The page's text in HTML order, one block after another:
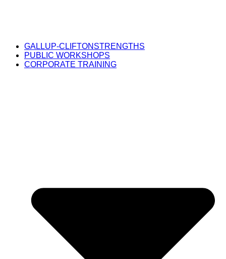
GALLUP-CLIFTONSTRENGTHS
PUBLIC WORKSHOPS
CORPORATE TRAINING